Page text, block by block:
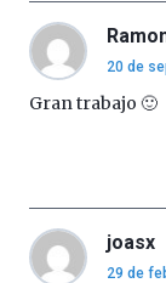
20 de
Gran trabajo 🙂
joasx
29 de